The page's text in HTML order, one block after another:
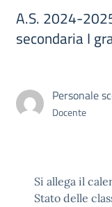
A.S. 2024-
secondaria I
Personale
Docente
Si allega il
Stato delle